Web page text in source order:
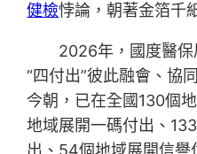
健檢悖論，朝著金箔千
2026年，國度醫
“四付出”彼此融會、協
今朝，已在全國130個
地域展開一碼付出、